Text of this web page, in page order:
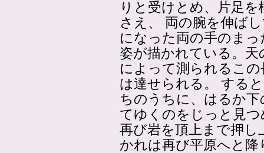
りと受けとめ、片足
さえ、 両の腕を伸ば
になった両の手のま
姿が描かれている。
によって測られるこ
は達せられる。 する
ちのうちに、はるか
てゆくのをじっと見
再び岩を頂上まで押
かれは再び平原へと降